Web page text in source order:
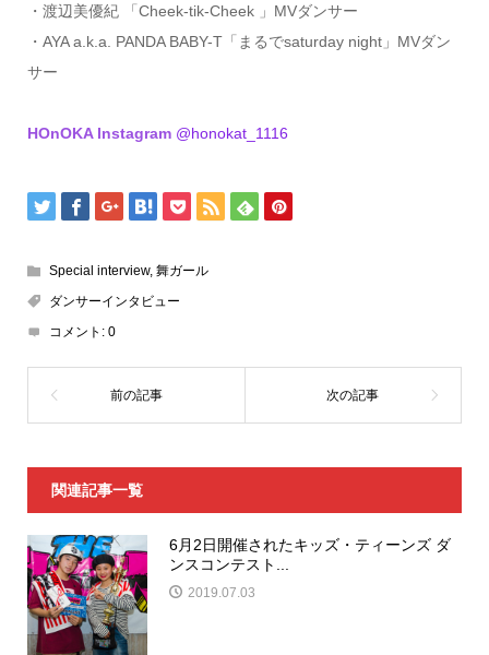
・渡辺美優紀 「Cheek-tik-Cheek 」MVダンサー
・AYA a.k.a. PANDA BABY-T「まるでsaturday night」MVダン
サー
HOnOKA Instagram @honokat_1116
Special interview, 舞ガール
ダンサーインタビュー
コメント: 0
関連記事一覧
6月2日開催されたキッズ・ティーンズ ダ
ンスコンテスト...
2019.07.03